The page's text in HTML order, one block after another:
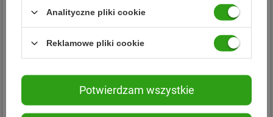
Produkty Bonifraterskie
PRODUKTY
BONIFRATERSKIE Sok z
Produkty Bonifraterskie
PRODUKTY
BONIFRATERSKIE Sok z
Analityczne pliki cookie
Reklamowe pliki cookie
Potwierdzam wszystkie